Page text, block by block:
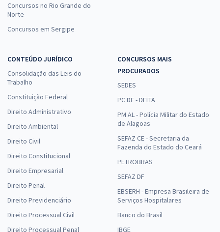
Concursos no Rio Grande do
Norte
Concursos em Sergipe
CONTEÚDO JURÍDICO
Consolidação das Leis do
Trabalho
Constituição Federal
Direito Administrativo
Direito Ambiental
Direito Civil
Direito Constitucional
Direito Empresarial
Direito Penal
Direito Previdenciário
Direito Processual Civil
Direito Processual Penal
CONCURSOS MAIS
PROCURADOS
SEDES
PC DF - DELTA
PM AL - Polícia Militar do Estado
de Alagoas
SEFAZ CE - Secretaria da
Fazenda do Estado do Ceará
PETROBRAS
SEFAZ DF
EBSERH - Empresa Brasileira de
Serviços Hospitalares
Banco do Brasil
IBGE